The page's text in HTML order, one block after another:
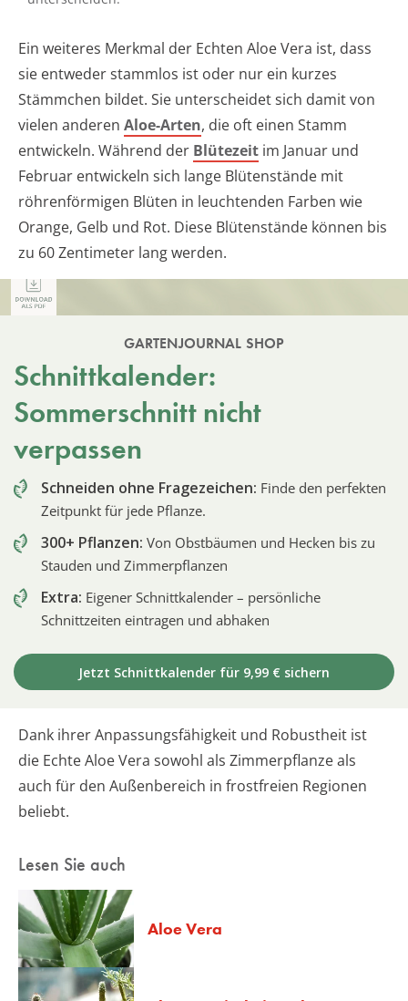
Ein weiteres Merkmal der Echten Aloe Vera ist, dass
sie entweder stammlos ist oder nur ein kurzes
Stämmchen bildet. Sie unterscheidet sich damit von
vielen anderen Aloe-Arten, die oft einen Stamm
entwickeln. Während der Blütezeit im Januar und
Februar entwickeln sich lange Blütenstände mit
röhrenförmigen Blüten in leuchtenden Farben wie
Orange, Gelb und Rot. Diese Blütenstände können bis
zu 60 Zentimeter lang werden.
GARTENJOURNAL SHOP
Schnittkalender:
Sommerschnitt nicht
verpassen
Schneiden ohne Fragezeichen: Finde den perfekten
Zeitpunkt für jede Pflanze.
300+ Pflanzen: Von Obstbäumen und Hecken bis zu
Stauden und Zimmerpflanzen
Extra: Eigener Schnittkalender – persönliche
Schnittzeiten eintragen und abhaken
Jetzt Schnittkalender für 9,99 € sichern
Dank ihrer Anpassungsfähigkeit und Robustheit ist
die Echte Aloe Vera sowohl als Zimmerpflanze als
auch für den Außenbereich in frostfreien Regionen
beliebt.
Lesen Sie auch
Aloe Vera